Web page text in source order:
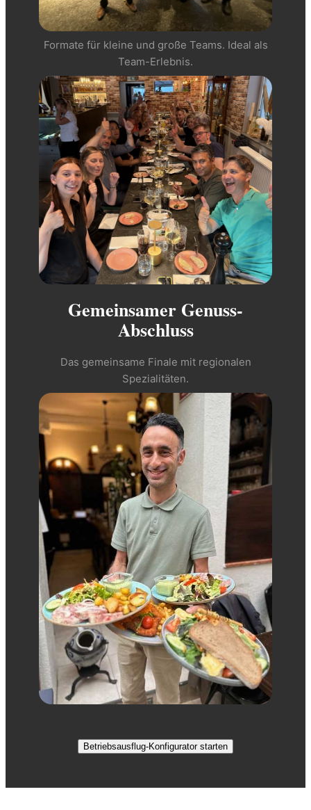
Formate für kleine und große Teams. Ideal als
Team-Erlebnis.
Gemeinsamer Genuss-
Abschluss
Das gemeinsame Finale mit regionalen
Spezialitäten.
Betriebsausflug-Konfigurator starten